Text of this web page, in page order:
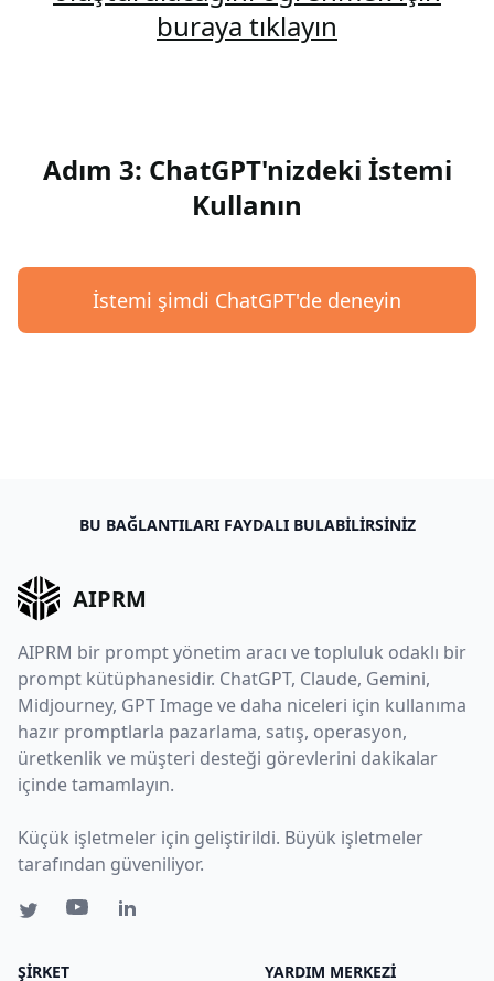
buraya tıklayın
Adım 3: ChatGPT'nizdeki İstemi
Kullanın
İstemi şimdi ChatGPT'de deneyin
BU BAĞLANTILARI FAYDALI BULABILIRSINIZ
AIPRM
AIPRM bir prompt yönetim aracı ve topluluk odaklı bir
prompt kütüphanesidir. ChatGPT, Claude, Gemini,
Midjourney, GPT Image ve daha niceleri için kullanıma
hazır promptlarla pazarlama, satış, operasyon,
üretkenlik ve müşteri desteği görevlerini dakikalar
içinde tamamlayın.
Küçük işletmeler için geliştirildi. Büyük işletmeler
tarafından güveniliyor.
ŞIRKET YARDIM MERKEZI